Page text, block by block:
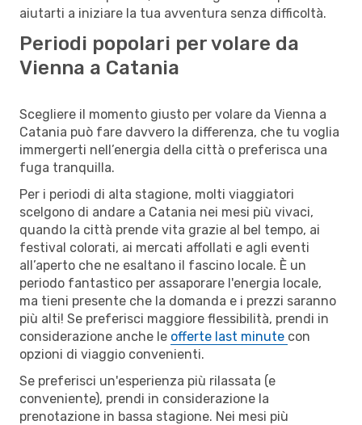
aiutarti a iniziare la tua avventura senza difficoltà.
Periodi popolari per volare da
Vienna a Catania
Scegliere il momento giusto per volare da Vienna a
Catania può fare davvero la differenza, che tu voglia
immergerti nell’energia della città o preferisca una
fuga tranquilla.
Per i periodi di alta stagione, molti viaggiatori
scelgono di andare a Catania nei mesi più vivaci,
quando la città prende vita grazie al bel tempo, ai
festival colorati, ai mercati affollati e agli eventi
all’aperto che ne esaltano il fascino locale. È un
periodo fantastico per assaporare l'energia locale,
ma tieni presente che la domanda e i prezzi saranno
più alti! Se preferisci maggiore flessibilità, prendi in
considerazione anche le offerte last minute con
opzioni di viaggio convenienti.
Se preferisci un'esperienza più rilassata (e
conveniente), prendi in considerazione la
prenotazione in bassa stagione. Nei mesi più